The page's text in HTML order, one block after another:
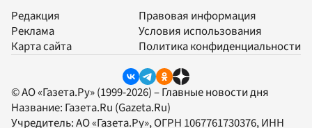
Редакция
Реклама
Карта сайта
Правовая информация
Условия использования
Политика конфиденциальности
© АО «Газета.Ру» (1999-2026) – Главные новости дня
Название: Газета.Ru (Gazeta.Ru)
Учредитель:АО «Газета.Ру», ОГРН 1067761730376, ИНН